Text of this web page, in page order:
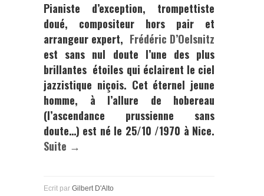
Pianiste d’exception, trompettiste
doué, compositeur hors pair et
arrangeur expert, Frédéric D’Oelsnitz
est sans nul doute l’une des plus
brillantes étoiles qui éclairent le ciel
jazzistique niçois. Cet éternel jeune
homme, à l’allure de hobereau
(l’ascendance prussienne sans
doute…) est né le 25/10 /1970 à Nice.
Suite →
Ecrit par Gilbert D'Alto